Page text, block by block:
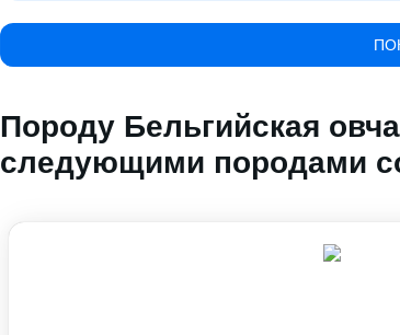
Породу Бельгийская
следующими породами